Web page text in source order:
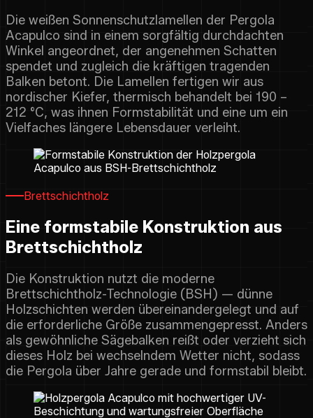
Die weißen Sonnenschutzlamellen der Pergola
Acapulco sind in einem sorgfältig durchdachten
Winkel angeordnet, der angenehmen Schatten
spendet und zugleich die kräftigen tragenden
Balken betont. Die Lamellen fertigen wir aus
nordischer Kiefer, thermisch behandelt bei 190 –
212 °C, was ihnen Formstabilität und eine um ein
Vielfaches längere Lebensdauer verleiht.
Brettschichtholz
Eine formstabile Konstruktion aus
Brettschichtholz
Die Konstruktion nutzt die moderne
Brettschichtholz-Technologie (BSH) — dünne
Holzschichten werden übereinandergelegt und auf
die erforderliche Größe zusammengepresst. Anders
als gewöhnliche Sägebalken reißt oder verzieht sich
dieses Holz bei wechselndem Wetter nicht, sodass
die Pergola über Jahre gerade und formstabil bleibt.